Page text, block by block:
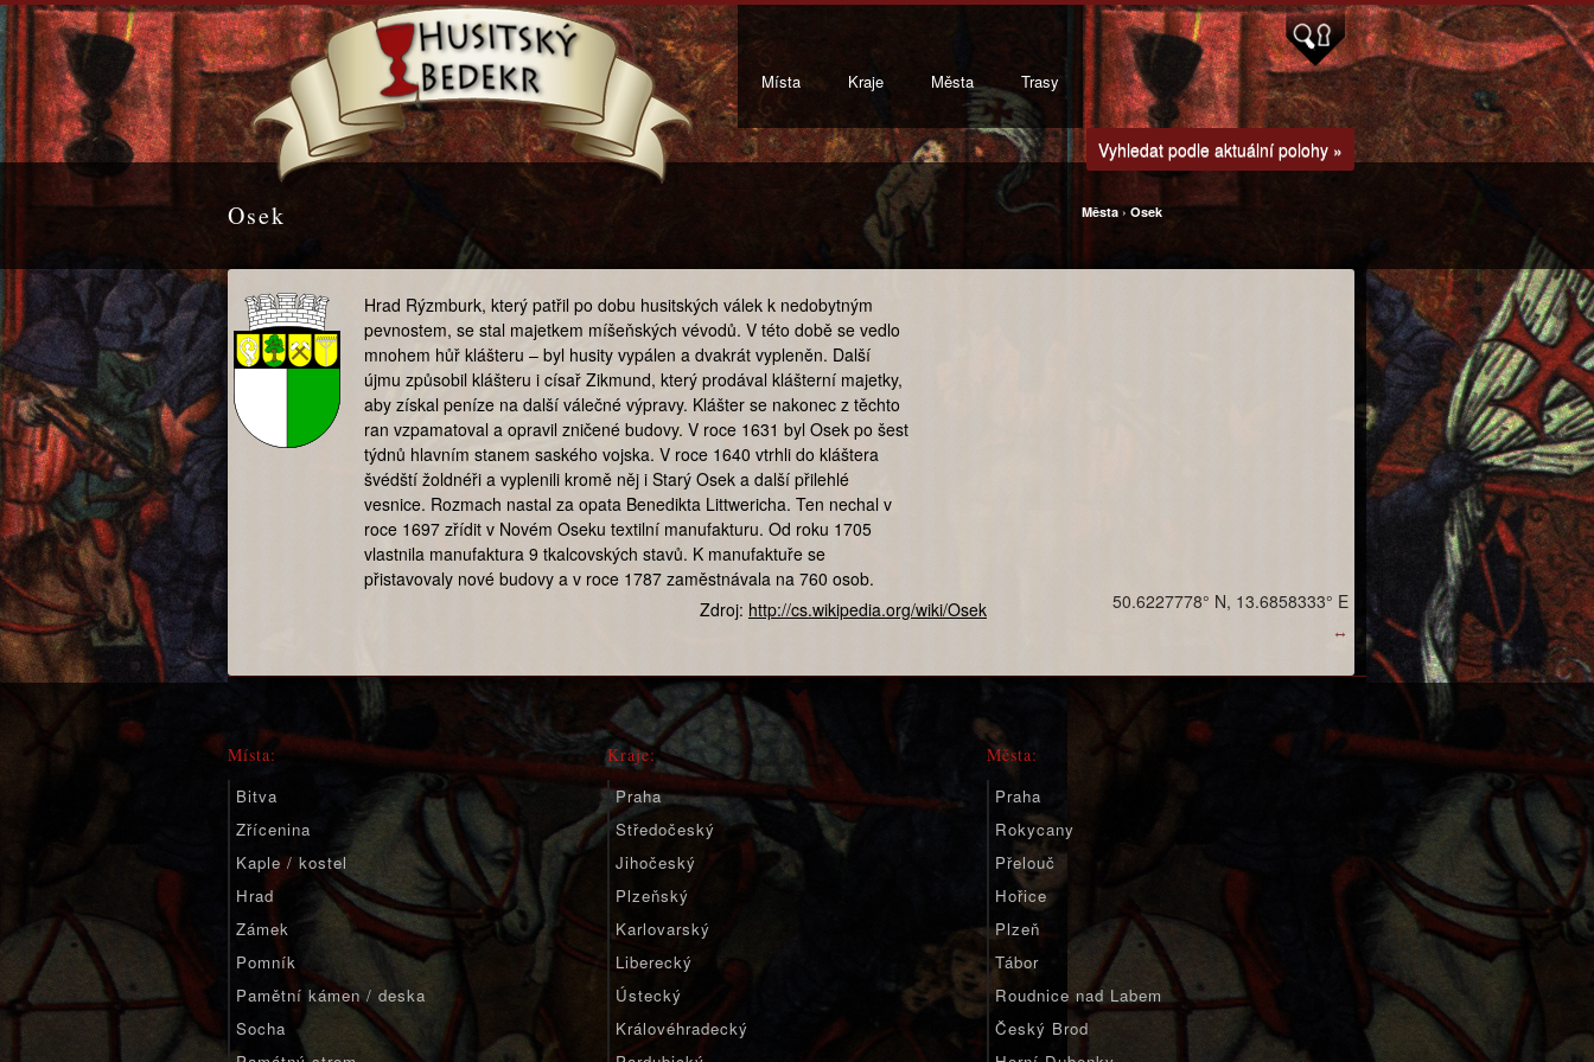
Místa Kraje Města Trasy
Vyhledat podle aktuální polohy »
Osek Města ›Osek
Hrad Rýzmburk, který patřil po dobu husitských válek k nedobytným
pevnostem, se stal majetkem míšeňských vévodů. V této době se vedlo
mnohem hůř klášteru – byl husity vypálen a dvakrát vypleněn. Další
újmu způsobil klášteru i císař Zikmund, který prodával klášterní majetky,
aby získal peníze na další válečné výpravy. Klášter se nakonec z těchto
ran vzpamatoval a opravil zničené budovy. V roce 1631 byl Osek po šest
týdnů hlavním stanem saského vojska. V roce 1640 vtrhli do kláštera
švédští žoldnéři a vyplenili kromě něj i Starý Osek a další přilehlé
vesnice. Rozmach nastal za opata Benedikta Littwericha. Ten nechal v
roce 1697 zřídit v Novém Oseku textilní manufakturu. Od roku 1705
vlastnila manufaktura 9 tkalcovských stavů. K manufaktuře se
přistavovaly nové budovy a v roce 1787 zaměstnávala na 760 osob.
Zdroj: http://cs.wikipedia.org/wiki/Osek
↔
50.6227778° N, 13.6858333° E
Místa:
Bitva
Zřícenina
Kaple / kostel
Hrad
Zámek
Pomník
Pamětní kámen / deska
Socha
Kraje:
Praha
Středočeský
Jihočeský
Plzeňský
Karlovarský
Liberecký
Ústecký
Královéhradecký
Města:
Praha
Rokycany
Přelouč
Hořice
Plzeň
Tábor
Roudnice nad Labem
Český Brod